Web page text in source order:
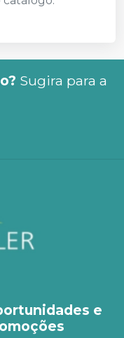
Sugira para a
e